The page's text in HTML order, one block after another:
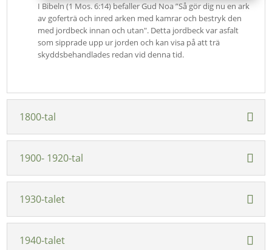
I Bibeln (1 Mos. 6:14) befaller Gud Noa ”Så gör dig nu en ark
av goferträ och inred arken med kamrar och bestryk den
med jordbeck innan och utan". Detta jordbeck var asfalt
som sipprade upp ur jorden och kan visa på att trä
skyddsbehandlades redan vid denna tid.
1800-tal
1900- 1920-tal
1930-talet
1940-talet